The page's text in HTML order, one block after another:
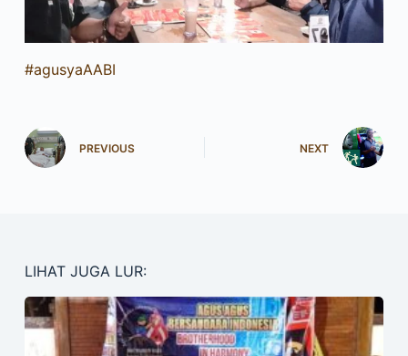
#agusyaAABI
PREVIOUS NEXT
LIHAT JUGA LUR: